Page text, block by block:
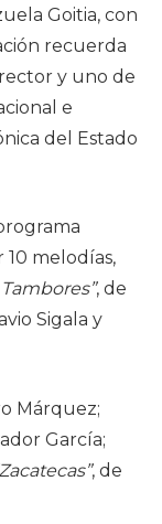
Goitia, con
recuerda
y uno de
e
del Estado
melodías,
, de
Sigala y
Márquez;
García;
, de